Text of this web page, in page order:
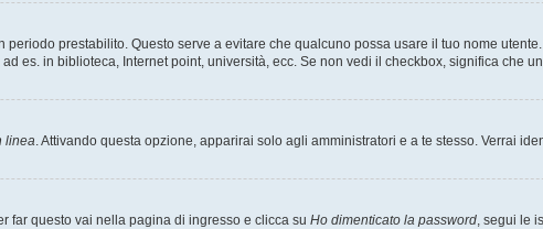
periodo prestabilito. Questo serve a evitare che qualcuno possa usare il tuo nome
es. in biblioteca, Internet point, università, ecc. Se non vedi il checkbox, significa che
linea. Attivando questa opzione, apparirai solo agli amministratori e a te stesso. Verrai
far questo vai nella pagina di ingresso e clicca su Ho dimenticato la password, segui le